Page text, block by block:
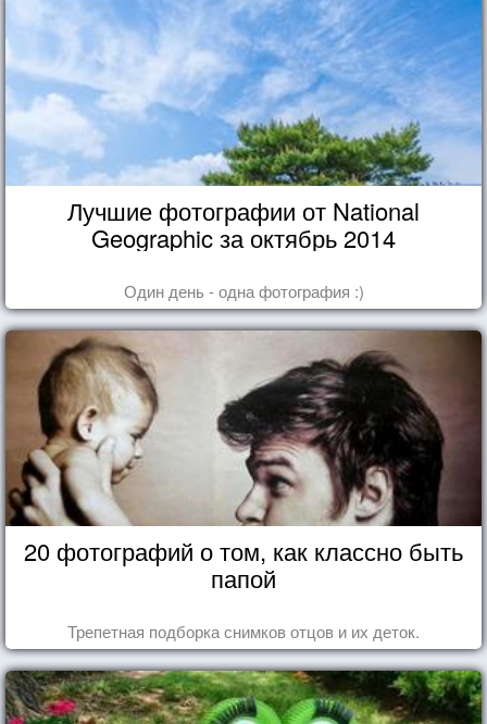
Лучшие фотографии от National
Geographic за октябрь 2014
Один день - одна фотография :)
20 фотографий о том, как классно быть
папой
Трепетная подборка снимков отцов и их деток.